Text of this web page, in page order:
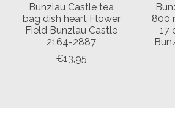
Bunzlau Castle tea
bag dish heart Flower
Field Bunzlau Castle
2164-2887
€13,95
800
17